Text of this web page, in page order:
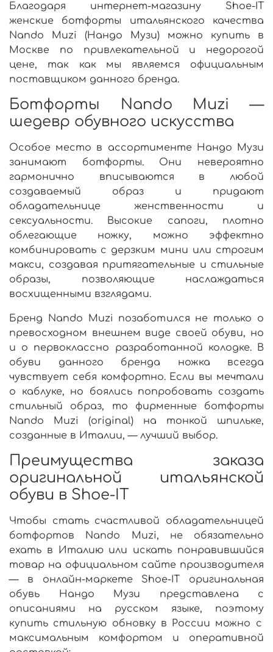
Благодаря интернет-магазину Shoe-IT
женские
ботфорты итальянского качества
Nando Muzi (Нандо Музи) можно купить
в
Москве по привлекательной и недорогой
цене, так как мы являемся официальным
поставщиком данного бренда.
Ботфорты Nando Muzi —
шедевр обувного искусства
Особое место в ассортименте Нандо Музи
занимают ботфорты. Они невероятно
гармонично вписываются в любой
создаваемый образ и придают
обладательнице женственности и
сексуальности. Высокие сапоги, плотно
облегающие ножку, можно эффектно
комбинировать с дерзким мини или строгим
макси, создавая притягательные и стильные
образы, позволяющие наслаждаться
восхищенными взглядами.
Бренд Nando Muzi позаботился не только о
превосходном внешнем виде своей обуви, но
и о первоклассно разработанной колодке. В
обуви данного бренда ножка всегда
чувствует себя комфортно. Если вы мечтали
о каблуке, но боялись попробовать создать
стильный образ, то фирменные ботфорты
Nando Muzi
(original) на тонкой шпильке,
созданные в Италии, — лучший выбор.
Преимущества заказа
оригинальной итальянской
обуви в Shoe-IT
Чтобы стать счастливой обладательницей
ботфортов
Nando Muzi, не обязательно
ехать в
Италиюили искать понравившийся
товар на официальном сайте производителя
— в онлайн-маркете Shoe-IT оригинальная
обувь
Нандо Музи представлена с
описаниями на русском
языке, поэтому
купить стильную обновку в России можно с
максимальным комфортом и оперативной